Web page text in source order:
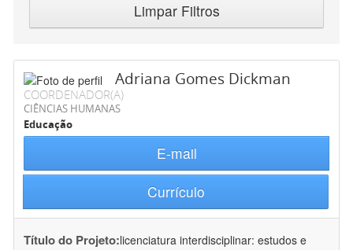
Limpar Filtros
Adriana Gomes Dickman
COORDENADOR(A)
CIÊNCIAS HUMANAS
Educação
E-mail
Currículo
Título do Projeto:licenciatura interdisciplinar: estudos e